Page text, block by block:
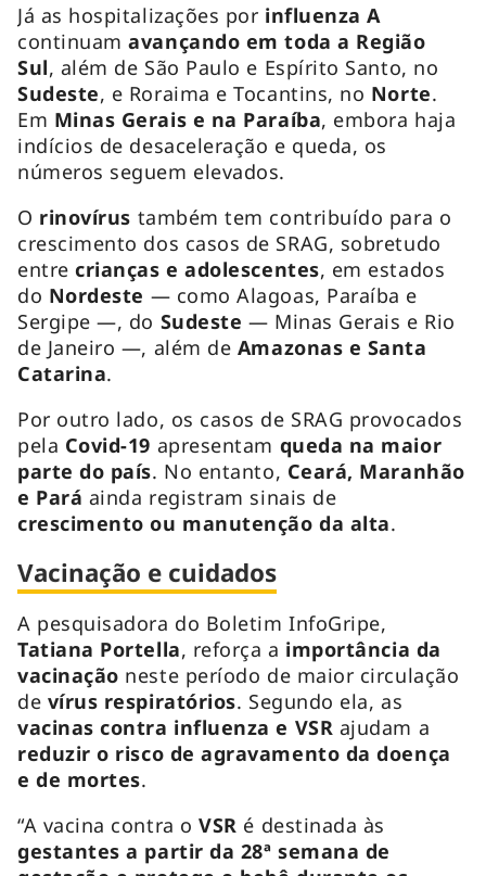
Já as hospitalizações por influenza A
continuamavançando em toda a Região
Sul, além de São Paulo e Espírito Santo, no
Sudeste, e Roraima e Tocantins, no Norte.
Em Minas Gerais e na Paraíba, embora haja
indícios de desaceleração e queda, os
números seguem elevados.
O rinovírus também tem contribuído para o
crescimento dos casos de SRAG, sobretudo
entre crianças e adolescentes, em estados
do Nordeste — como Alagoas, Paraíba e
Sergipe —, do Sudeste — Minas Gerais e Rio
de Janeiro —, além de Amazonas e Santa
Catarina.
Por outro lado, os casos de SRAG provocados
pela Covid-19 apresentam queda na maior
parte do país. No entanto, Ceará, Maranhão
e Pará ainda registram sinais de
crescimento ou manutenção da alta.
Vacinação e cuidados
A pesquisadora do Boletim InfoGripe,
Tatiana Portella, reforça a importância da
vacinação neste período de maior circulação
de vírus respiratórios. Segundo ela, as
vacinas contra influenza e VSR ajudam a
reduzir o risco de agravamento da doença
e de mortes.
“A vacina contra oVSR é destinada às
gestantes a partir da 28ª semana de